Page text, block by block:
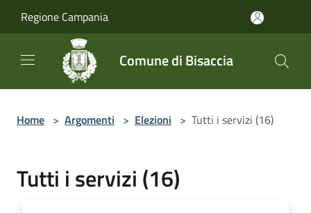
Regione Campania
Comune di Bisaccia
Home > Argomenti > Elezioni > Tutti i servizi (16)
Tutti i servizi (16)